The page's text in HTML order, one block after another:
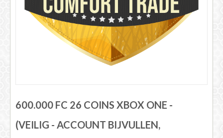
600.000 FC 26 COINS XBOX ONE -
(VEILIG - ACCOUNT BIJVULLEN,